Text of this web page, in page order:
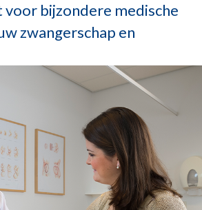
voor bijzondere medische
zwangerschap en